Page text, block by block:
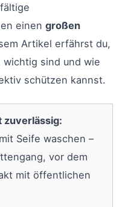
einen großen
Artikel erfährst du,
sind und wie
schützen kannst.
zuverlässig:
Seife waschen –
vor dem
mit öffentlichen